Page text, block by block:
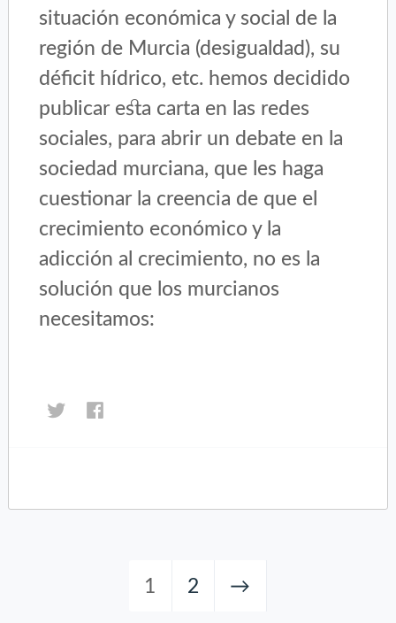
situación económica y social de la
región de Murcia (desigualdad), su
déficit hídrico, etc. hemos decidido
publicar esta carta en las redes
sociales, para abrir un debate en la
sociedad murciana, que les haga
cuestionar la creencia de que el
crecimiento económico y la
adicción al crecimiento, no es la
solución que los murcianos
necesitamos:
Haz
clic
TwitterFacebook
1 2 →